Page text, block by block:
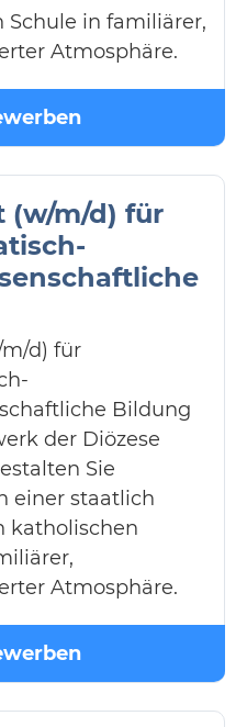
Schule in familiärer,
Atmosphäre.
(w/m/d) für
d) für
Bildung
der Diözese
Sie
einer staatlich
katholischen
Atmosphäre.